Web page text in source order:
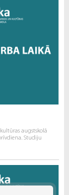
augstskolā
Studiju